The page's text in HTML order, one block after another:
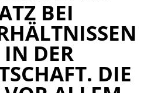
BEI
DER
DIE